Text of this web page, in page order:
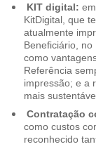
KIT digital:
KitDigital, que
atualmente
Beneficiário,
como
Referência
impressão; e a
mais
Contratação
como custos
reconhecido